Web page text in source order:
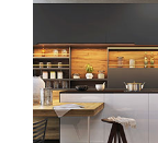
Δεν
με
εγκάρσιες άκρες